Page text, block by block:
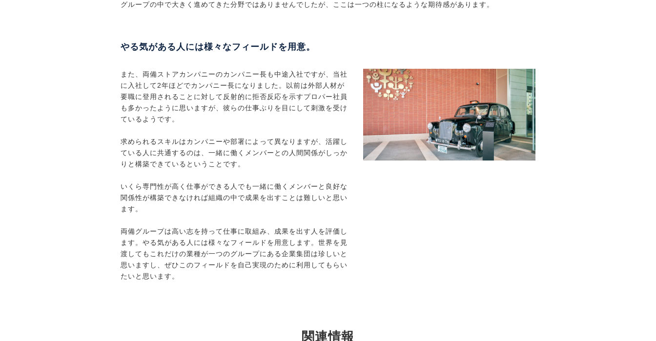
グループの中で大きく進めてきた分野ではありませんでしたが、ここは一つの柱になるような期待感があります。
やる気がある人には様々なフィールドを用意。
また、両備ストアカンパニーのカンパニー長も中途入社ですが、当社
に入社して2年ほどでカンパニー長になりました。以前は外部人材が
要職に登用されることに対して反射的に拒否反応を示すプロパー社員
も多かったように思いますが、彼らの仕事ぶりを目にして刺激を受け
ているようです。
求められるスキルはカンパニーや部署によって異なりますが、活躍し
ている人に共通するのは、一緒に働くメンバーとの人間関係がしっか
りと構築できているということです。
いくら専門性が高く仕事ができる人でも一緒に働くメンバーと良好な
関係性が構築できなければ組織の中で成果を出すことは難しいと思い
ます。
両備グループは高い志を持って仕事に取組み、成果を出す人を評価し
ます。やる気がある人には様々なフィールドを用意します。世界を見
渡してもこれだけの業種が一つのグループにある企業集団は珍しいと
思いますし、ぜひこのフィールドを自己実現のために利用してもらい
たいと思います。
関連情報